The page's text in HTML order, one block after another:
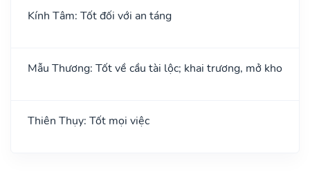
Kính Tâm: Tốt đối với an táng
Mẫu Thương: Tốt về cầu tài lộc; khai trương, mở kho
Thiên Thụy: Tốt mọi việc